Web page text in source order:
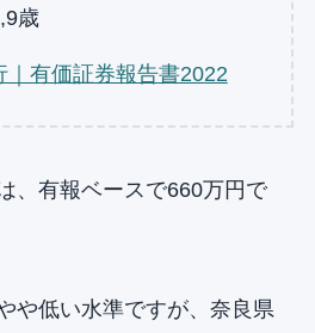
歳
｜有価証券報告書2022
、有報ベースで660万円で
や低い水準ですが、奈良県